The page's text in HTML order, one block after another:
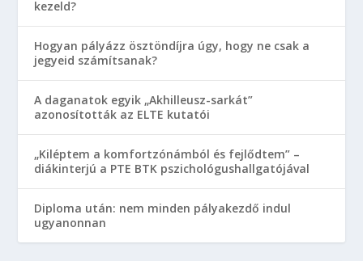
kezeld?
Hogyan pályázz ösztöndíjra úgy, hogy ne csak a
jegyeid számítsanak?
A daganatok egyik „Akhilleusz-sarkát”
azonosították az ELTE kutatói
„Kiléptem a komfortzónámból és fejlődtem” –
diákinterjú a PTE BTK pszichológushallgatójával
Diploma után: nem minden pályakezdő indul
ugyanonnan